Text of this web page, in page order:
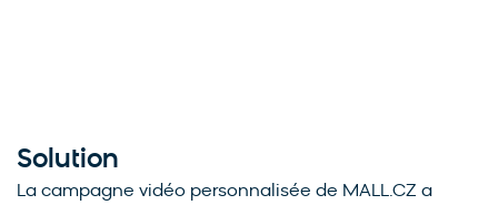
Solution
La campagne vidéo personnalisée de MALL.CZ a